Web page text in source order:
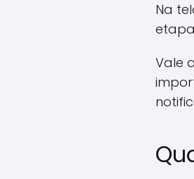
Na
Vale